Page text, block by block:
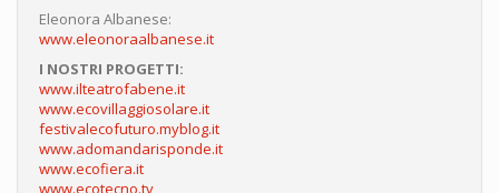
Eleonora Albanese:
www.eleonoraalbanese.it
I NOSTRI PROGETTI:
www.ilteatrofabene.it
www.ecovillaggiosolare.it
festivalecofuturo.myblog.it
www.adomandarisponde.it
www.ecofiera.it
www.ecotecno.tv